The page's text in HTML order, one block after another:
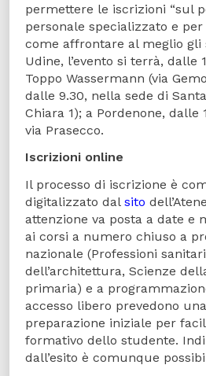
permettere le iscrizioni “sul
personale specializzato e
come affrontare al meglio gli
Udine, l’evento si terrà, dalle
Toppo Wassermann (via
dalle 9.30, nella sede di
Chiara 1); a Pordenone, dalle
via Prasecco.
Iscrizioni online
Il processo di iscrizione è
digitalizzato dal sito
attenzione va posta a date e
ai corsi a numero chiuso a
nazionale (Professioni
dell’architettura, Scienze
primaria) e a
accesso libero prevedono
preparazione iniziale per
formativo dello studente.
dall’esito è comunque